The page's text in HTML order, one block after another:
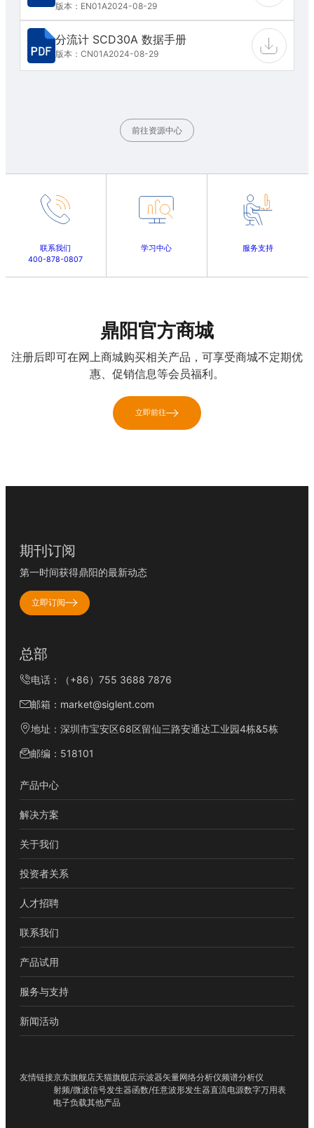
版本：EN01A2024-08-29
分流计 SCD30A 数据手册
版本：CN01A2024-08-29
前往资源中心
联系我们
400-878-0807
学习中心 服务支持
鼎阳官方商城
注册后即可在网上商城购买相关产品，可享受商城不定期优
惠、促销信息等会员福利。
立即前往
期刊订阅
第一时间获得鼎阳的最新动态
立即订阅
总部
电话：（+86）755 3688 7876
邮箱：market@siglent.com
地址：深圳市宝安区68区留仙三路安通达工业园4栋&5栋
邮编：518101
产品中心
解决方案
关于我们
投资者关系
人才招聘
联系我们
产品试用
服务与支持
新闻活动
友情链接京东旗舰店天猫旗舰店示波器矢量网络分析仪频谱分析仪
射频/微波信号发生器函数/任意波形发生器直流电源数字万用表
电子负载其他产品